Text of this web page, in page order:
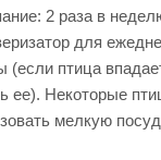
2 раза в
для
(если птица
ее). Некоторые
мелкую